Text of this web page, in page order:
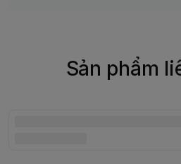
Sản phẩm